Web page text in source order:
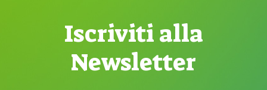
Iscriviti alla
Newsletter